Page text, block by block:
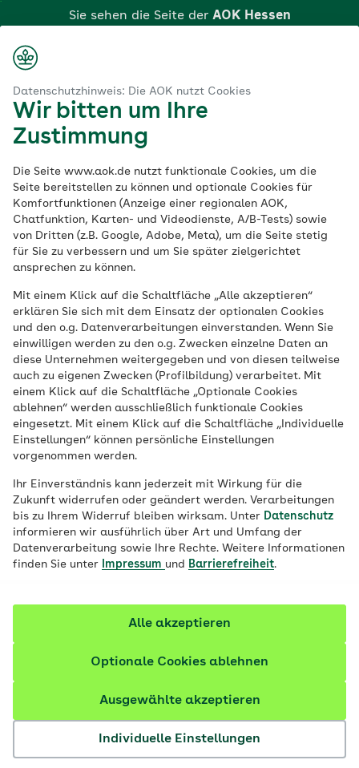
Datenschutzhinweis: Die AOK nutzt Cookies
Wir bitten um Ihre
Zustimmung
Die Seite www.aok.de nutzt funktionale Cookies, um die
Seite bereitstellen zu können und optionale Cookies für
Komfortfunktionen (Anzeige einer regionalen AOK,
Chatfunktion, Karten- und Videodienste, A/B-Tests) sowie
von Dritten (z.B. Google, Adobe, Meta), um die Seite stetig
für Sie zu verbessern und um Sie später zielgerichtet
ansprechen zu können.
Mit einem Klick auf die Schaltfläche „Alle akzeptieren“
erklären Sie sich mit dem Einsatz der optionalen Cookies
und den o.g. Datenverarbeitungen einverstanden. Wenn Sie
einwilligen werden zu den o.g. Zwecken einzelne Daten an
diese Unternehmen weitergegeben und von diesen teilweise
auch zu eigenen Zwecken (Profilbildung) verarbeitet. Mit
einem Klick auf die Schaltfläche „Optionale Cookies
ablehnen“ werden ausschließlich funktionale Cookies
eingesetzt. Mit einem Klick auf die Schaltfläche „Individuelle
Einstellungen“ können persönliche Einstellungen
vorgenommen werden.
Ihr Einverständnis kann jederzeit mit Wirkung für die
Zukunft widerrufen oder geändert werden. Verarbeitungen
bis zu Ihrem Widerruf bleiben wirksam. Unter Datenschutz
informieren wir ausführlich über Art und Umfang der
Datenverarbeitung sowie Ihre Rechte. Weitere Informationen
finden Sie unter
Impressum und Barrierefreiheit.
Individuelle Einstellungen
Ausgewählte akzeptieren
Optionale Cookies ablehnen
Alle akzeptieren
Hauptinhalt
springen
Sie sehen die Seite der AOK Hessen
In der documenta-Stadt: Ihre AOK Kassel
Ihre AOK Hessen in
Kassel
Die AOK Kassel berät Sie mitten in der
Stadt. Nutzen Sie dieses und weitere
Angebote ganz in Ihrer Nähe.
© iStock/Jan-Schneckenhaus
Mitten in Deutschland:
Ihre AOK in Kassel ist
für Sie da.
Kassel, die Metropole in Nordhessen, ist für seine